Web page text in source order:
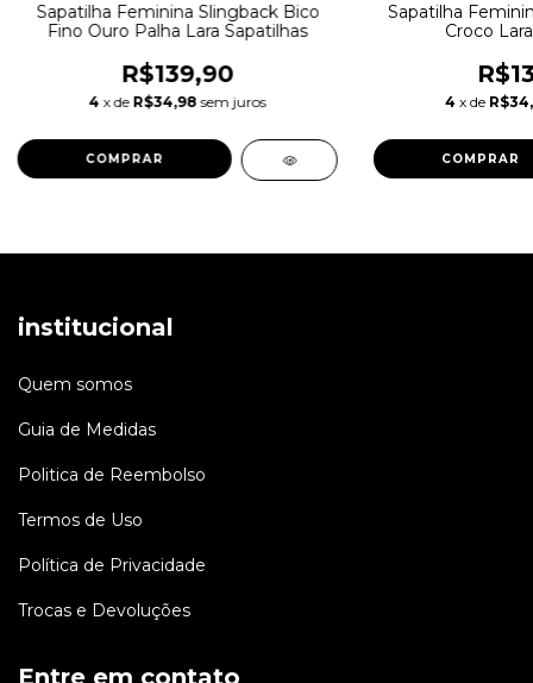
Sapatilha Feminina Slingback Bico
Fino Ouro Palha Lara Sapatilhas
R$139,90
4 x de R$34,98 sem juros
COMPRAR
Sapatilha
Croco
4 x de
COMPRAR
institucional
Quem somos
Guia de Medidas
Politica de Reembolso
Termos de Uso
Política de Privacidade
Trocas e Devoluções
Entre em contato